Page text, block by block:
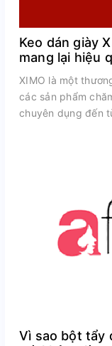
Keo dán giày
mang lại hiệu
XIMO là một
các sản phẩm
chuyên dụng đến
Vì sao bột tẩy